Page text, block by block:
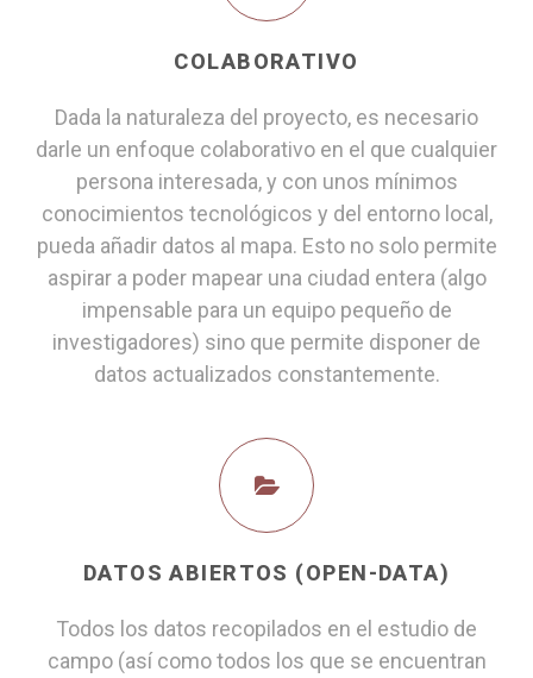
COLABORATIVO
Dada la naturaleza del proyecto, es necesario
darle un enfoque colaborativo en el que cualquier
persona interesada, y con unos mínimos
conocimientos tecnológicos y del entorno local,
pueda añadir datos al mapa. Esto no solo permite
aspirar a poder mapear una ciudad entera (algo
impensable para un equipo pequeño de
investigadores) sino que permite disponer de
datos actualizados constantemente.
DATOS ABIERTOS (OPEN-DATA)
Todos los datos recopilados en el estudio de
campo (así como todos los que se encuentran